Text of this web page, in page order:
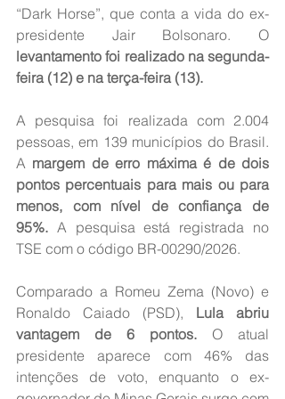
“Dark Horse”, que conta a vida do ex-
presidente Jair Bolsonaro. O
levantamento foi realizado na segunda-
feira (12) e na terça-feira (13).
A pesquisa foi realizada com 2.004
pessoas, em 139 municípios do Brasil.
A margem de erro máxima é de dois
pontos percentuais para mais ou para
menos, com nível de confiança de
95%. A pesquisa está registrada no
TSE com o código BR-00290/2026.
Comparado a Romeu Zema (Novo) e
Ronaldo Caiado (PSD), Lula abriu
vantagem de 6 pontos. O atual
presidente aparece com 46% das
intenções de voto, enquanto o ex-